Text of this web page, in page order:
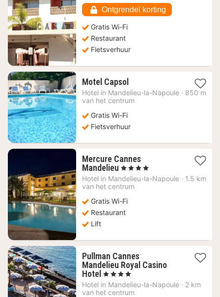
€
Ontgrendel korting
Gratis Wi-Fi
Restaurant
Fietsverhuur
Motel Capsol1
nacht
vanaf
Hotel in Mandelieu-la-Napoule · 850 m
van het centrum
Gratis Wi-Fi
Fietsverhuur
Mercure Cannes
Mandelieu 1
nacht
vanaf
€
, 4 Sterren
Hotel in Mandelieu-la-Napoule · 1.5 km
van het centrum
Gratis Wi-Fi
Restaurant
Lift
Pullman Cannes
Mandelieu Royal Casino
Hotel 1
nacht
vanaf
, 4 Sterren
Hotel in Mandelieu-la-Napoule · 2 km
van het centrum